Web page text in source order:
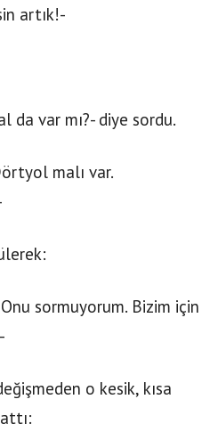
artık!-
da var mı?- diye sordu.
malı var.
sormuyorum. Bizim için
o kesik, kısa